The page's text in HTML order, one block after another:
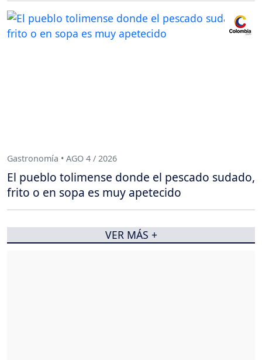
Gastronomía • AGO 4 / 2026
El pueblo tolimense donde el pescado sudado,
frito o en sopa es muy apetecido
VER MÁS +